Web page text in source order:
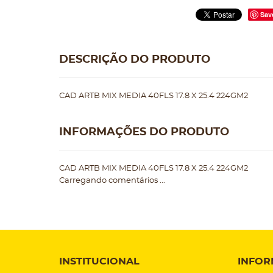
DESCRIÇÃO DO PRODUTO
CAD ARTB MIX MEDIA 40FLS 17.8 X 25.4 224GM2
INFORMAÇÕES DO PRODUTO
CAD ARTB MIX MEDIA 40FLS 17.8 X 25.4 224GM2
Carregando comentários ...
INSTITUCIONAL